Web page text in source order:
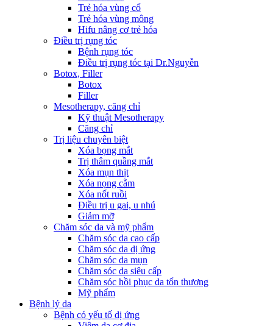
Trẻ hóa vùng cổ
Trẻ hóa vùng mông
Hifu nâng cơ trẻ hóa
Điều trị rụng tóc
Bệnh rụng tóc
Điều trị rụng tóc tại Dr.Nguyễn
Botox, Filler
Botox
Filler
Mesotherapy, căng chỉ
Kỹ thuật Mesotherapy
Căng chỉ
Trị liệu chuyên biệt
Xóa bọng mắt
Trị thâm quầng mắt
Xóa mụn thịt
Xóa nọng cằm
Xóa nốt ruồi
Điều trị u gai, u nhú
Giảm mỡ
Chăm sóc da và mỹ phẩm
Chăm sóc da cao cấp
Chăm sóc da dị ứng
Chăm sóc da mụn
Chăm sóc da siêu cấp
Chăm sóc hồi phục da tổn thương
Mỹ phẩm
Bệnh lý da
Bệnh có yếu tố dị ứng